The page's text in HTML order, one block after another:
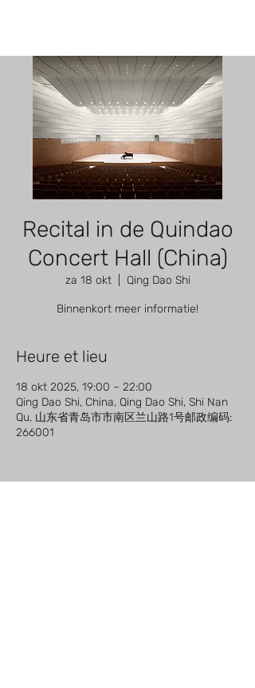
Recital in de Quindao
Concert Hall (China)
za 18 okt
  |
Qing Dao Shi
Binnenkort meer informatie!
Heure et lieu
18 okt 2025, 19:00 – 22:00
Qing Dao Shi, China, Qing Dao Shi, Shi Nan
Qu, 山东省青岛市市南区兰山路1号邮政编码:
266001